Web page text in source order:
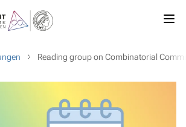
Reading group on Combinatorial